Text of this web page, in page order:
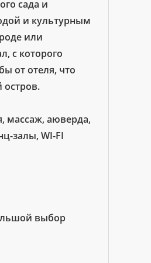
сада и
и культурным
или
с которого
от отеля, что
остров.
массаж, аюверда,
залы, WI-FI
выбор